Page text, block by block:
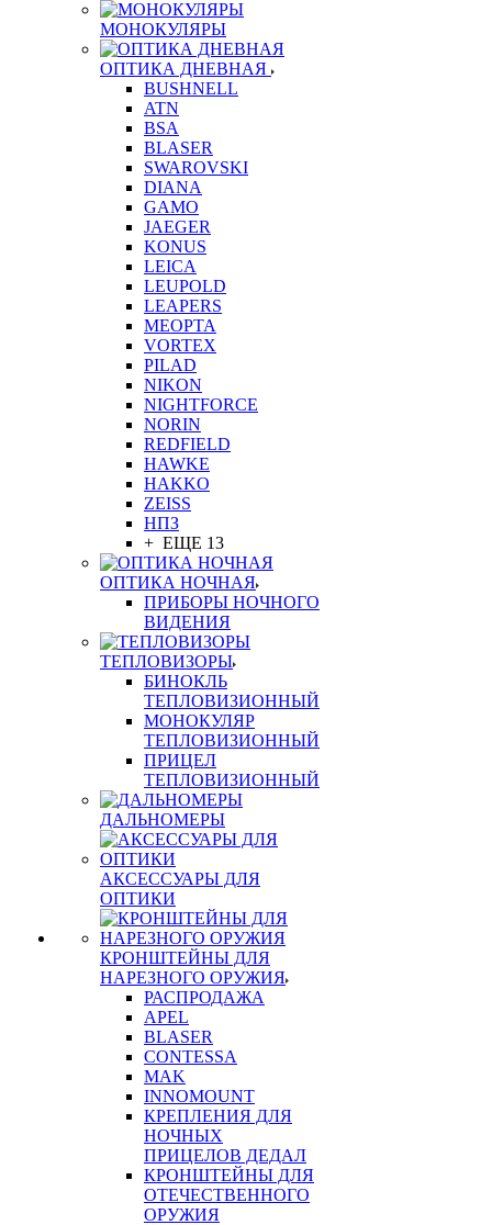
МОНОКУЛЯРЫ
ОПТИКА ДНЕВНАЯ
BUSHNELL
ATN
BSA
BLASER
SWAROVSKI
DIANA
GAMO
JAEGER
KONUS
LEICA
LEUPOLD
LEAPERS
MEOPTA
VORTEX
PILAD
NIKON
NIGHTFORCE
NORIN
REDFIELD
HAWKE
HAKKO
ZEISS
НПЗ
+ ЕЩЕ 13
ОПТИКА НОЧНАЯ
ПРИБОРЫ НОЧНОГО
ВИДЕНИЯ
ТЕПЛОВИЗОРЫ
БИНОКЛЬ
ТЕПЛОВИЗИОННЫЙ
МОНОКУЛЯР
ТЕПЛОВИЗИОННЫЙ
ПРИЦЕЛ
ТЕПЛОВИЗИОННЫЙ
ДАЛЬНОМЕРЫ
АКСЕССУАРЫ ДЛЯ
ОПТИКИ
КРОНШТЕЙНЫ ДЛЯ
НАРЕЗНОГО ОРУЖИЯ
РАСПРОДАЖА
APEL
BLASER
CONTESSA
MAK
INNOMOUNT
КРЕПЛЕНИЯ ДЛЯ
НОЧНЫХ
ПРИЦЕЛОВ ДЕДАЛ
КРОНШТЕЙНЫ ДЛЯ
ОТЕЧЕСТВЕННОГО
ОРУЖИЯ